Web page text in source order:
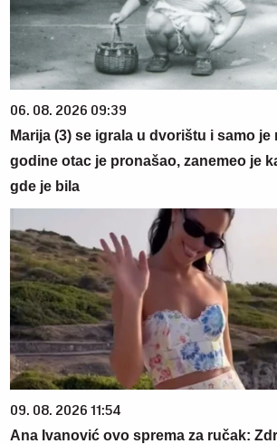
06. 08. 2026 09:39
Marija (3) se igrala u dvorištu i samo je
godine otac je pronašao, zanemeo je
gde je bila
09. 08. 2026 11:54
Ana Ivanović ovo sprema za ručak: